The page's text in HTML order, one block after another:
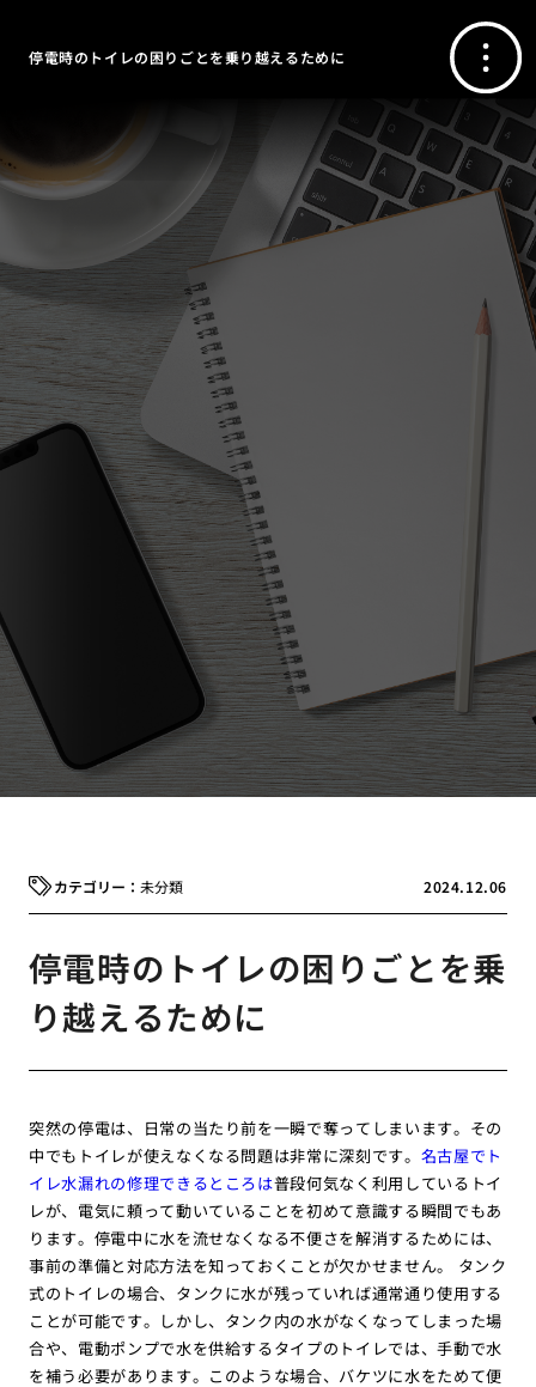
停電時のトイレの困りごとを乗り越えるために
2024.12.06
未分類
停電時のトイレの困りごとを乗
り越えるために
突然の停電は、日常の当たり前を一瞬で奪ってしまいます。その
中でもトイレが使えなくなる問題は非常に深刻です。 名古屋でト
イレ水漏れの修理できるところは普段何気なく利用しているトイ
レが、電気に頼って動いていることを初めて意識する瞬間でもあ
ります。停電中に水を流せなくなる不便さを解消するためには、
事前の準備と対応方法を知っておくことが欠かせません。 タンク
式のトイレの場合、タンクに水が残っていれば通常通り使用する
ことが可能です。しかし、タンク内の水がなくなってしまった場
合や、電動ポンプで水を供給するタイプのトイレでは、手動で水
を補う必要があります。このような場合、バケツに水をためて便